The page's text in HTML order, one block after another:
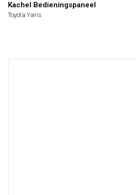
Kachel Bedieningspaneel
Toyota Yaris